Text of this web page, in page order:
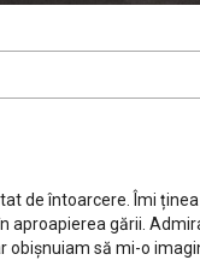
de întoarcere. Îmi ținea
aproapierea gării.
obișnuiam să mi-o